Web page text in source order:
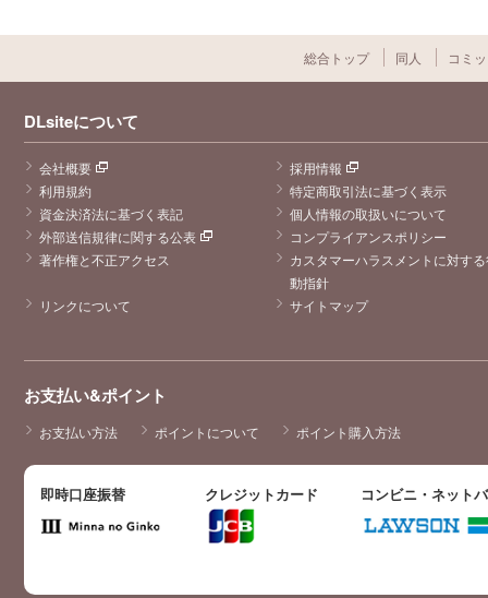
総合トップ 同人 コミ
DLsiteについて
会社概要
採用情報
利用規約
特定商取引法に基づく表示
資金決済法に基づく表記
個人情報の取扱いについて
外部送信規律に関する公表
コンプライアンスポリシー
著作権と不正アクセス
カスタマーハラスメントに対す
動指針
リンクについて
サイトマップ
お支払い&ポイント
お支払い方法 ポイントについて ポイント購入方法
即時口座振替 クレジットカード コンビニ・ネット